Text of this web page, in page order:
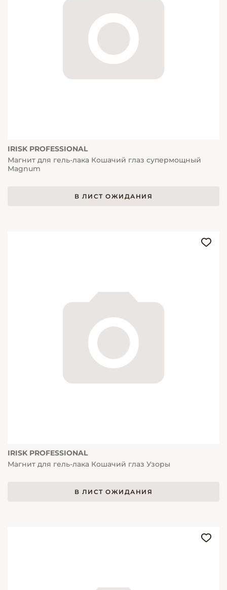
IRISK PROFESSIONAL
Магнит для гель-лака Кошачий глаз супермощный
Magnum
В ЛИСТ ОЖИДАНИЯ
IRISK PROFESSIONAL
Магнит для гель-лака Кошачий глаз Узоры
В ЛИСТ ОЖИДАНИЯ